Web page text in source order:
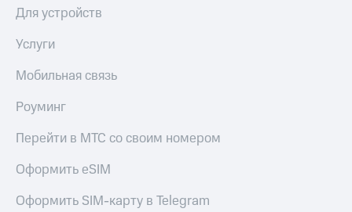
Для устройств
Услуги
Мобильная связь
Роуминг
Перейти в МТС со своим номером
Оформить eSIM
Оформить SIM-карту в Telegram